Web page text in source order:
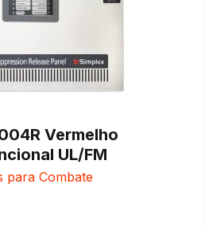
Vermelho
UL/FM
para Combate